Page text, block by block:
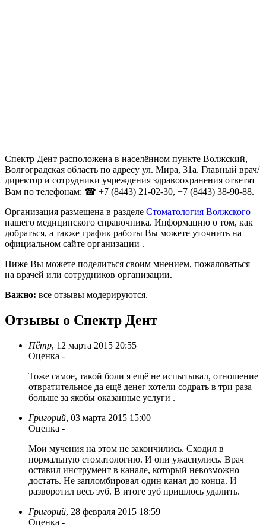
Спектр Дент расположена в населённом пункте Волжский,
Волгоградская область по адресу ул. Мира, 31а. Главный врач/
директор и сотрудники учреждения здравоохранения ответят
Вам по телефонам: ☎ +7 (8443) 21-02-30, +7 (8443) 38-90-88.
Организация размещена в разделе Стоматология Волжского
нашего медицинского справочника. Информацию о том, как
добраться, а также график работы Вы можете уточнить на
официальном сайте организации .
Ниже Вы можете поделиться своим мнением, пожаловаться
на врачей или сотрудников организации.
Важно: все отзывы модерируются.
Отзывы о Спектр Дент
Пётр, 12 марта 2015 20:55
Оценка -
Тоже самое, такой боли я ещё не испытывал, отношение
отвратительное да ещё денег хотели содрать в три раза
больше за якобы оказанные услуги .
Григорий, 03 марта 2015 15:00
Оценка -
Мои мучения на этом не закончились. Сходил в
нормальную стоматологию. И они ужаснулись. Врач
оставил инструмент в канале, который невозможно
достать. Не запломбировал один канал до конца. И
разворотил весь зуб. В итоге зуб пришлось удалить.
Григорий, 28 февраля 2015 18:59
Оценка -